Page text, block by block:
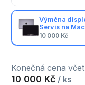
Výměna
Servis na
10 000 Kč
Konečná cena
10 000 Kč / ks